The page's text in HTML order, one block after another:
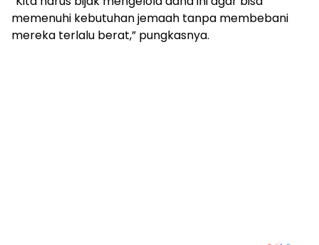
memenuhi kebutuhan jemaah tanpa membebani
mereka terlalu berat,” pungkasnya.